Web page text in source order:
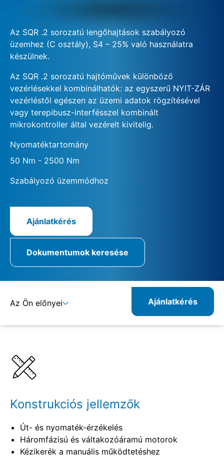
Az SQR .2 sorozatú lengőhajtások szabályozó
üzemhez (C osztály), S4 – 25% való használatra
készülnek.
Az SQR .2 sorozatú hajtóművek különböző
vezérlésekkel kombinálhatók: az egyszerű NYIT-ZÁR
vezérléstől egészen az üzemi adatok rögzítésével
vagy terepibusz-interfésszel kombinált
mikrokontroller által vezérelt kivitelig.
Nyomatéktartomány
50 Nm - 2500 Nm
Szabályozó üzemmódhoz
Ajánlatkérés
Dokumentumok keresése
Az Ön előnyei
Kombinálható termékek
Rokon termékek
Ajánlatkérés
Konstrukciós jellemzők
Út- és nyomaték-érzékelés
Háromfázisú és váltakozóáramú motorok
Kézikerék a manuális működtetéshez